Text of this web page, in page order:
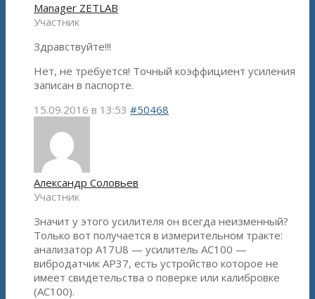
Manager ZETLAB
Участник
Здравствуйте!!!
Нет, не требуется! Точный коэффициент усиления
записан в паспорте.
15.09.2016 в 13:53 #50468
Александр Соловьев
Участник
Значит у этого усилителя он всегда неизменный?
Только вот получается в измерительном тракте:
анализатор A17U8 — усилитель AC100 —
вибродатчик АР37, есть устройство которое не
имеет свидетельства о поверке или калибровке
(АС100).